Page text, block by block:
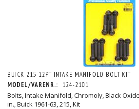
BUICK 215 12PT INTAKE MANIFOLD BOLT KIT
MODEL/VARENR.:
124-2101
Bolts, Intake Manifold, Chromoly, Black
in., Buick 1961-63, 215, Kit